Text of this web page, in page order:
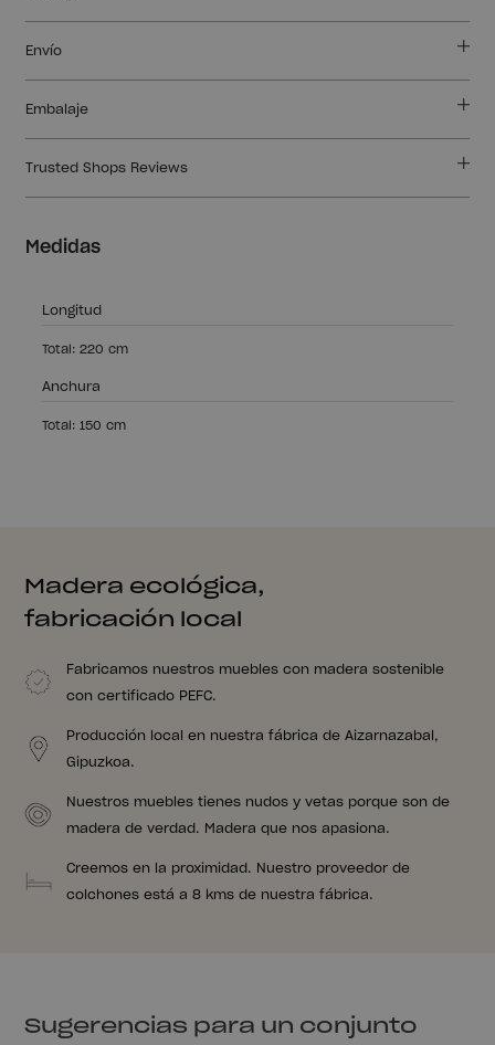
Medidas
Longitud
Total: 220 cm
Anchura
Total: 150 cm
Envío
Embalaje
Trusted Shops Reviews
Madera ecológica,
fabricación local
Fabricamos nuestros muebles con madera sostenible
con certificado PEFC.
Producción local en nuestra fábrica de Aizarnazabal,
Gipuzkoa.
Nuestros muebles tienes nudos y vetas porque son de
madera de verdad. Madera que nos apasiona.
Creemos en la proximidad. Nuestro proveedor de
colchones está a 8 kms de nuestra fábrica.
Sugerencias para un conjunto